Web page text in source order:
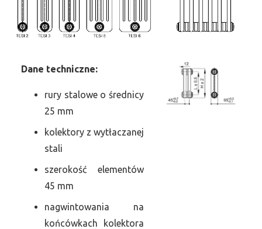
Dane techniczne:
rury stalowe o średnicy
25 mm
kolektory z wytłaczanej
stali
szerokość elementów
45 mm
nagwintowania na
końcówkach kolektora